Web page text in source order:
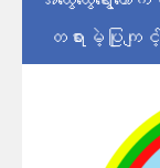
တရားမဲ့ပြုကျ